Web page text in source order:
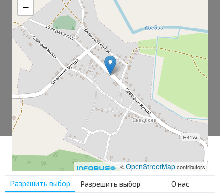
−
| ©OpenStreetMapcontributors
Разрешить выбор Разрешить выбор О нас